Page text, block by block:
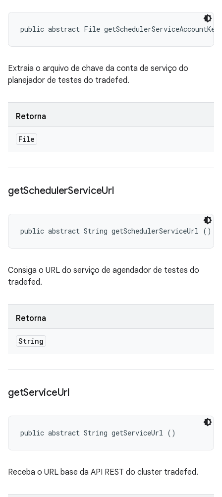
public abstract File
Extraia o arquivo de chave da conta de serviço do
planejador de testes do tradefed.
Retorna
File
getSchedulerServiceUrl
public abstract String getSchedulerServiceUrl ()
Consiga o URL do serviço de agendador de testes do
tradefed.
Retorna
String
getServiceUrl
public abstract String getServiceUrl ()
Receba o URL base da API REST do cluster tradefed.